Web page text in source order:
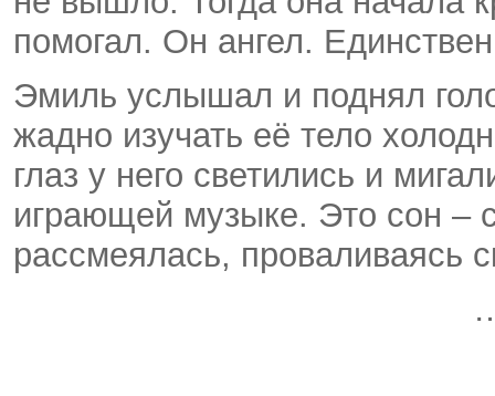
помогал. Он ангел.
Эмиль услышал и поднял
жадно изучать её тело
глаз у него светились и
играющей музыке. Это сон –
рассмеялась, проваливаясь